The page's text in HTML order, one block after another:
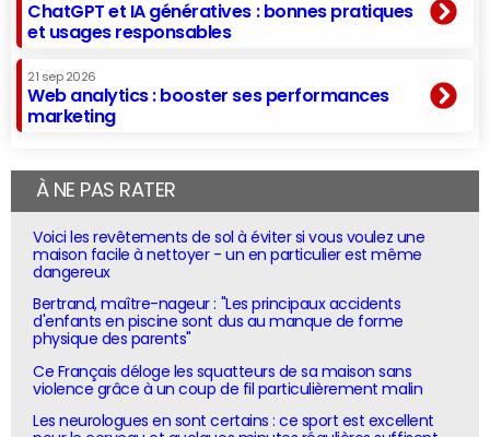
ChatGPT et IA génératives : bonnes pratiques
et usages responsables
21 sep 2026
Web analytics : booster ses performances
marketing
À NE PAS RATER
Voici les revêtements de sol à éviter si vous voulez une
maison facile à nettoyer - un en particulier est même
dangereux
Bertrand, maître-nageur : "Les principaux accidents
d'enfants en piscine sont dus au manque de forme
physique des parents"
Ce Français déloge les squatteurs de sa maison sans
violence grâce à un coup de fil particulièrement malin
Les neurologues en sont certains : ce sport est excellent